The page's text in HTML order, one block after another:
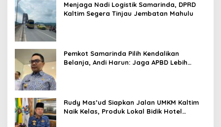
Menjaga Nadi Logistik Samarinda, DPRD
Kaltim Segera Tinjau Jembatan Mahulu
Pemkot Samarinda Pilih Kendalikan
Belanja, Andi Harun: Jaga APBD Lebih
Rudy Mas’ud Siapkan Jalan UMKM Kaltim
Naik Kelas, Produk Lokal Bidik Hotel